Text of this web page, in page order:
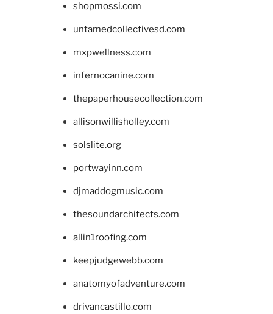
shopmossi.com
untamedcollectivesd.com
mxpwellness.com
infernocanine.com
thepaperhousecollection.com
allisonwillisholley.com
solslite.org
portwayinn.com
djmaddogmusic.com
thesoundarchitects.com
allin1roofing.com
keepjudgewebb.com
anatomyofadventure.com
drivancastillo.com